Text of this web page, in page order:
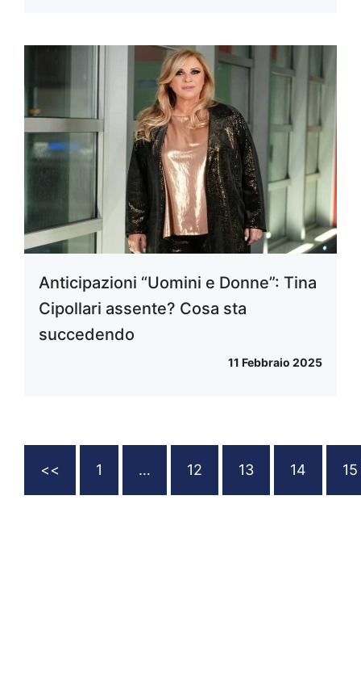
Anticipazioni “Uomini e Donne”: Tina
Cipollari assente? Cosa sta
succedendo
11 Febbraio 2025
<< 1 … 12 13 14 15